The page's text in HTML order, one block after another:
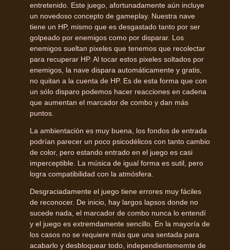
entretenido. Este juego, afortunadamente aún incluye
un novedoso concepto de gameplay. Nuestra nave
tiene un HP, mismo que es desgastado tanto por ser
golpeado por enemigos como por disparar. Los
enemigos sueltan pixeles que tenemos que recolectar
para recuperar HP. Al tocar estos pixeles soltados por
enemigos, la nave dispara automáticamente y gratis,
no quitan a la cuenta de HP. Es de esta forma que con
un sólo disparo podemos hacer reacciones en cadena
que aumentan el marcador de combo y dan más
puntos.
La ambientación es muy buena, los fondos de entrada
podrían parecer un poco psicodélicos con tanto cambio
de color, pero estando entrado en el juego es casi
imperceptible. La música de igual forma es sutil, pero
logra compatibilidad con la atmósfera.
Desgraciadamente el juego tiene errores muy fáciles
de reconocer. De inicio, hay largos lapsos donde no
sucede nada, el marcador de combo nunca lo entendí
y el juego es extremdamente sencillo. En la mayoría de
los casos no se requiere más que una sentada para
acabarlo y desbloquear todo, independientememte de